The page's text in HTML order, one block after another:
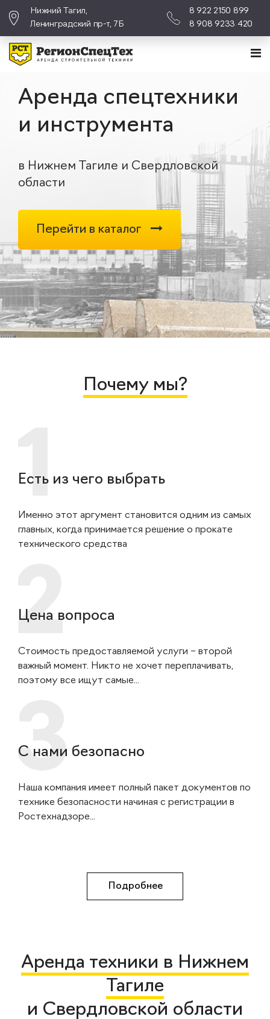
Нижний Тагил,
Ленинградский пр-т, 7Б
8 922 2150 899
8 908 9233 420
Аренда спецтехники
и инструмента
в Нижнем Тагиле и Свердловской
области
Перейти в каталог
Почему мы?
Есть из чего выбрать
Именно этот аргумент становится одним из самых
главных, когда принимается решение о прокате
технического средства
Цена вопроса
Стоимость предоставляемой услуги – второй
важный момент. Никто не хочет переплачивать,
поэтому все ищут самые...
С нами безопасно
Наша компания имеет полный пакет документов по
технике безопасности начиная с регистрации в
Ростехнадзоре...
Подробнее
Аренда техники в Нижнем
Тагиле
и Свердловской области